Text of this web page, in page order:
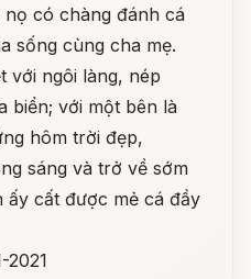
có chàng đánh cá
sống cùng cha mẹ.
với ngôi làng, nép
biển; với một bên là
hôm trời đẹp,
sáng và trở về sớm
ấy cất được mẻ cá đầy
2021